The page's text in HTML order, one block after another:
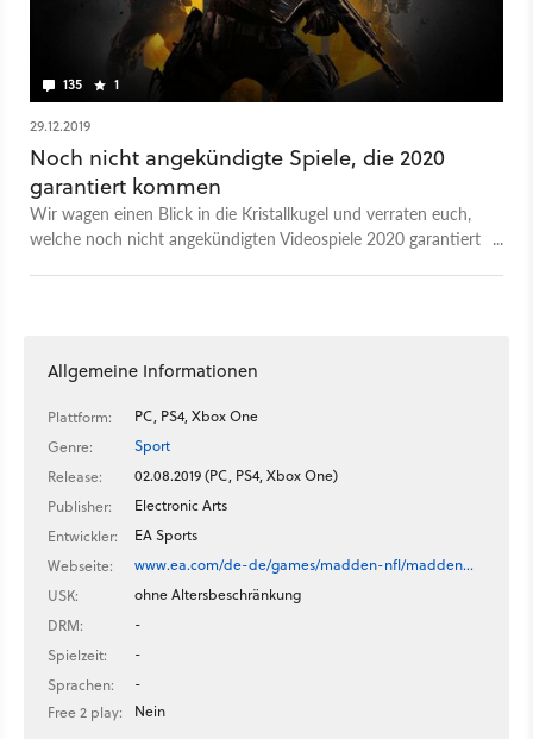
135 1
29.12.2019
Noch nicht angekündigte Spiele, die 2020
garantiert kommen
Wir wagen einen Blick in die Kristallkugel und verraten euch,
welche noch nicht angekündigten Videospiele 2020 garantiert
Allgemeine Informationen
Plattform:
PC, PS4, Xbox One
Genre:
Sport
Release:
02.08.2019 (PC, PS4, Xbox One)
Publisher:
Electronic Arts
Entwickler:
EA Sports
Webseite:
www.ea.com/de-de/games/madden-nfl/madden…
USK:
ohne Altersbeschränkung
DRM:
-
Spielzeit:
-
Sprachen:
-
Free 2 play:
Nein